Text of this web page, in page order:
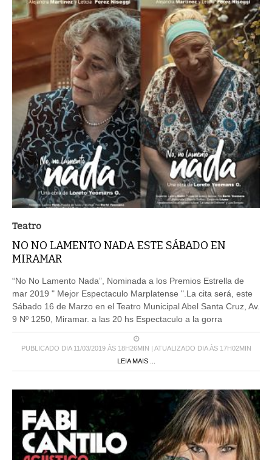
Teatro
NO NO LAMENTO NADA ESTE SÁBADO EN
MIRAMAR
“No No Lamento Nada”, Nominada a los Premios Estrella de
mar 2019 " Mejor Espectaculo Marplatense ".La cita será, este
Sábado 16 de Marzo en el Teatro Municipal Abel Santa Cruz, Av.
9 Nº 1250, Miramar. a las 20 hs Espectaculo a la gorra
PUBLICADO DIA 11/03/2019 ÀS 18H26MIN | ATUALIZADO DIA ÀS 17H02MIN
LEIA MAIS ...